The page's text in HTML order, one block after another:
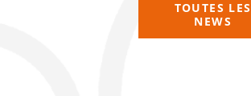
TOUTES LES
NEWS